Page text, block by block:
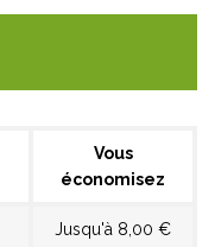
Vous
économisez
Jusqu'à 8,00 €